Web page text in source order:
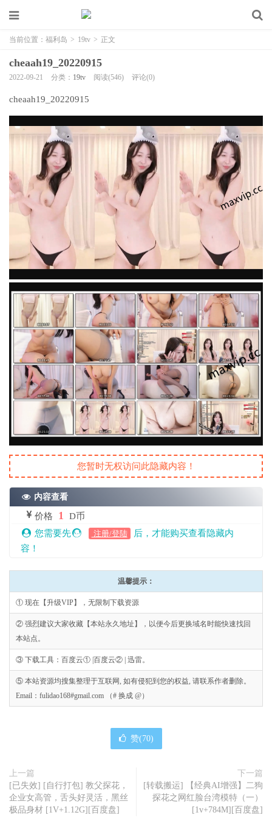
当前位置： 福利岛 > 19tv > 正文
cheaah19_20220915
2022-09-21 分类： 19tv 阅读(546) 评论(0)
cheaah19_20220915
您暂时无权访问此隐藏内容！
内容查看
价格 1
D币
您需要先
注册/登陆
后，才能购买查看隐藏内
容！
温馨提示：
① 现在【升级VIP】，无限制下载资源
② 强烈建议大家收藏【本站永久地址】，以便今后更换域名时能快速找回
本站点。
③ 下载工具：百度云① |百度云② | 迅雷。
⑤ 本站资源均搜集整理于互联网, 如有侵犯到您的权益, 请联系作者删除。
Email：fulidao168#gmail.com （# 换成 @）
赞(70)
上一篇
[已失效] [自行打包] 教父探花，
企业女高管，舌头好灵活，黑丝
极品身材 [1V+1.12G][百度盘]
下一篇
[转载搬运] 【经典AI增强】二狗
探花之网红脸台湾模特（一）
[1v+784M][百度盘]